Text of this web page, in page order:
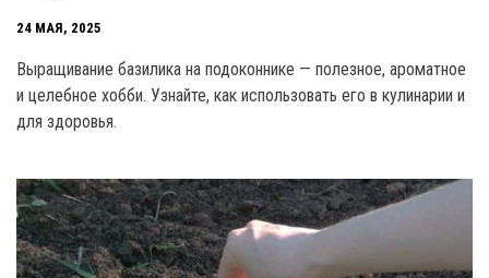
24 МАЯ, 2025
Выращивание базилика на подоконнике — полезное, ароматное
и целебное хобби. Узнайте, как использовать его в кулинарии и
для здоровья.